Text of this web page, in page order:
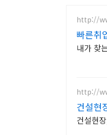
http://
빠른취
내가 찾
http://
건설현